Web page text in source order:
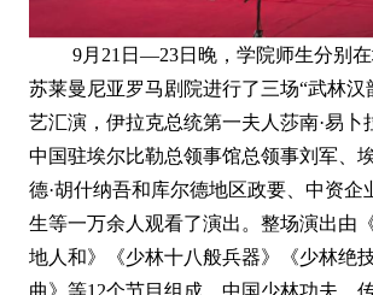
9月21日—23日晚，学院师生分别在
苏莱曼尼亚罗马剧院进行了三场“武林汉
艺汇演，伊拉克总统第一夫人莎南·易卜
中国驻埃尔比勒总领事馆总领事刘军、
德·胡什纳吾和库尔德地区政要、中资企
生等一万余人观看了演出。整场演出由
地人和》《少林十八般兵器》《少林绝
曲》等12个节目组成，中国少林功夫、